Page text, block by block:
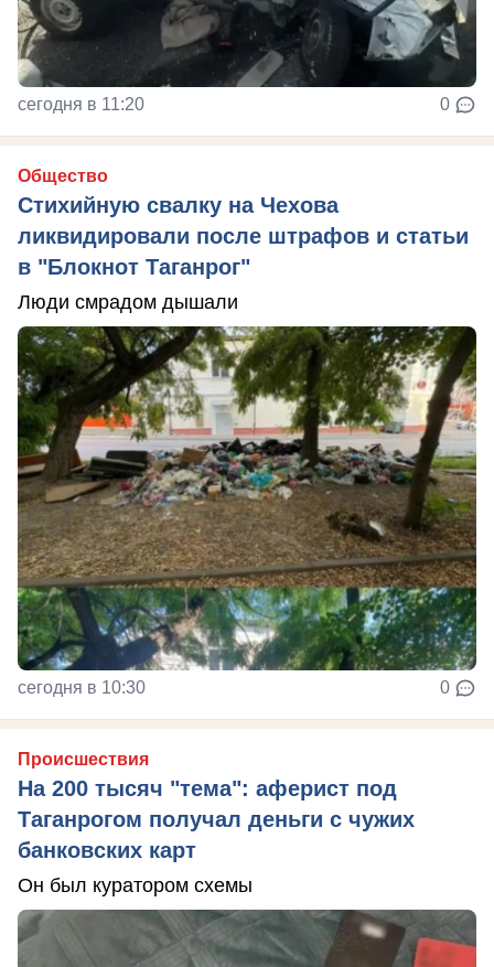
сегодня в 11:20 0
Общество
Стихийную свалку на Чехова
ликвидировали после штрафов и статьи
в "Блокнот Таганрог"
Люди смрадом дышали
сегодня в 10:30 0
Происшествия
На 200 тысяч "тема": аферист под
Таганрогом получал деньги с чужих
банковских карт
Он был куратором схемы